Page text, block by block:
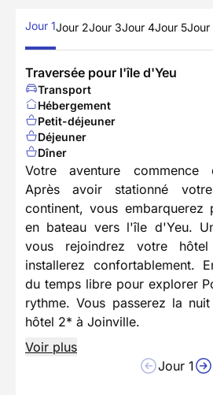
Jour 1Jour 2Jour 3Jour 4Jour 5Jour
Traversée pour l'île d'Yeu
Transport
Hébergement
Petit-déjeuner
Déjeuner
Dîner
Votre aventure commence
Après avoir stationné
continent, vous embarquerez
en bateau vers l'île d'Yeu.
vous rejoindrez votre
installerez confortablement.
du temps libre pour explorer
rythme. Vous passerez la
hôtel 2* à Joinville.
Voir plus
Jour 1